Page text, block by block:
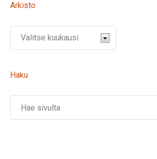
Arkisto
Haku